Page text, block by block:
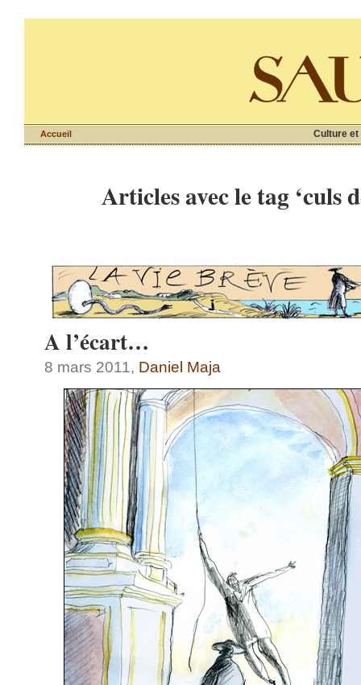
Culture et
Accueil
Articles avec le tag ‘culs
A l’écart…
8 mars 2011, Daniel Maja